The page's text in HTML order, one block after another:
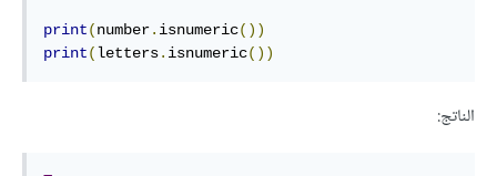
print(number. isnumeric())
print(letters. isnumeric())
الناتج: